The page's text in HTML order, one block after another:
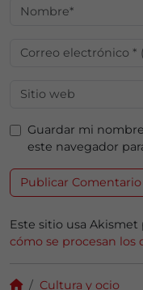
Guardar mi
este navegador
Este sitio usa Akismet
cómo se procesan los
Cultura y ocio